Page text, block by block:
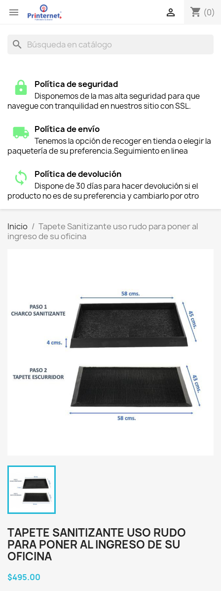
 shopping_cart (0)

search
Política de seguridad
Disponemos de la mas alta seguridad para que
navegue con tranquilidad en nuestros sitio con SSL.
Política de envío
Tenemos la opción de recoger en tienda o elegir la
paquetería de su preferencia.Seguimiento en linea
Política de devolución
Dispone de 30 días para hacer devolución si el
producto no es de su preferencia y cambiarlo por otro
Inicio
Tapete Sanitizante uso rudo para poner al
ingreso de su oficina
TAPETE SANITIZANTE USO RUDO
PARA PONER AL INGRESO DE SU
OFICINA
$495.00